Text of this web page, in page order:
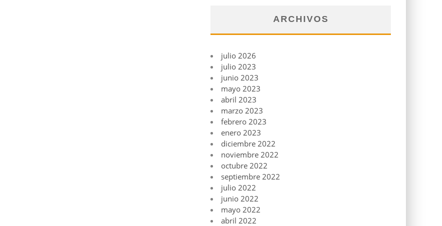
ARCHIVOS
julio 2026
julio 2023
junio 2023
mayo 2023
abril 2023
marzo 2023
febrero 2023
enero 2023
diciembre 2022
noviembre 2022
octubre 2022
septiembre 2022
julio 2022
junio 2022
mayo 2022
abril 2022